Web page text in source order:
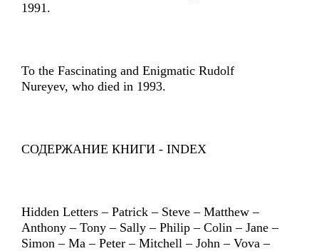
1991.
To the Fascinating and Enigmatic Rudolf
Nureyev, who died in 1993.
СОДЕРЖАНИЕ КНИГИ - INDEX
Hidden Letters – Patrick – Steve – Matthew –
Anthony – Tony – Sally – Philip – Colin – Jane –
Simon – Ma – Peter – Mitchell – John – Vova –